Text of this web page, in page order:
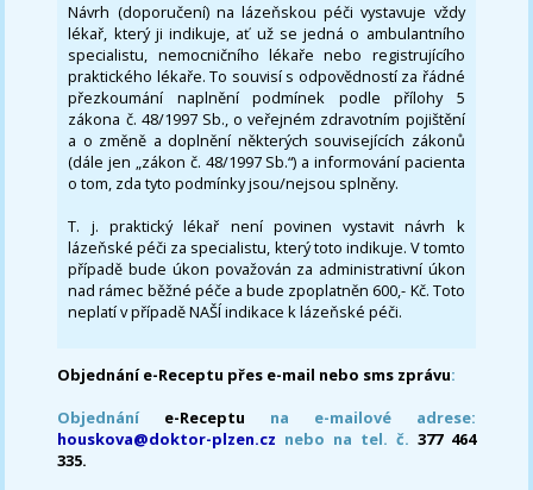
Návrh (doporučení) na lázeňskou péči vystavuje vždy
lékař, který ji indikuje, ať už se jedná o ambulantního
specialistu, nemocničního lékaře nebo registrujícího
praktického lékaře. To souvisí s odpovědností za řádné
přezkoumání naplnění podmínek podle přílohy 5
zákona č. 48/1997 Sb., o veřejném zdravotním pojištění
a o změně a doplnění některých souvisejících zákonů
(dále jen „zákon č. 48/1997 Sb.“) a informování pacienta
o tom, zda tyto podmínky jsou/nejsou splněny.
T. j. praktický lékař není povinen vystavit návrh k
lázeňské péči za specialistu, který toto indikuje. V tomto
případě bude úkon považován za administrativní úkon
nad rámec běžné péče a bude zpoplatněn 600,- Kč. Toto
neplatí v případě NAŠÍ indikace k lázeňské péči.
Objednání e-Receptu přes e-mail nebo sms zprávu:
Objednání e-Receptu na e-mailové adrese:
houskova@doktor-plzen.cz nebo na tel. č. 377 464
335.